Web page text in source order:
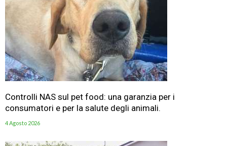
Controlli NAS sul pet food: una garanzia per i
consumatori e per la salute degli animali.
4 Agosto 2026